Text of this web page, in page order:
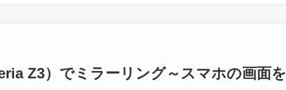
Z3）でミラーリング～スマホの画面を